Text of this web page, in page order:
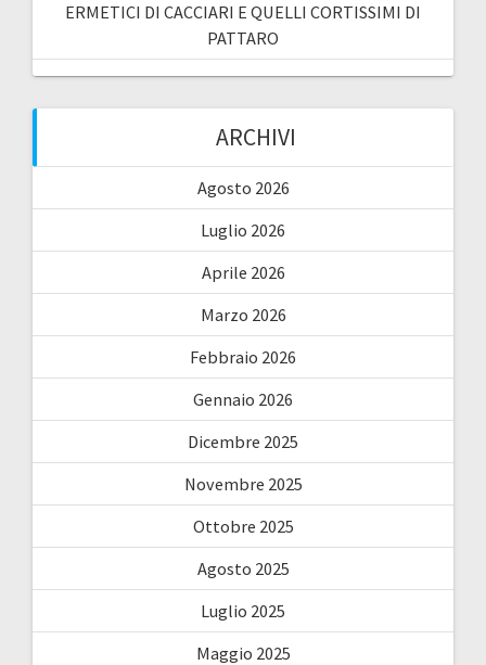
ERMETICI DI CACCIARI E QUELLI CORTISSIMI DI
PATTARO
ARCHIVI
Agosto 2026
Luglio 2026
Aprile 2026
Marzo 2026
Febbraio 2026
Gennaio 2026
Dicembre 2025
Novembre 2025
Ottobre 2025
Agosto 2025
Luglio 2025
Maggio 2025